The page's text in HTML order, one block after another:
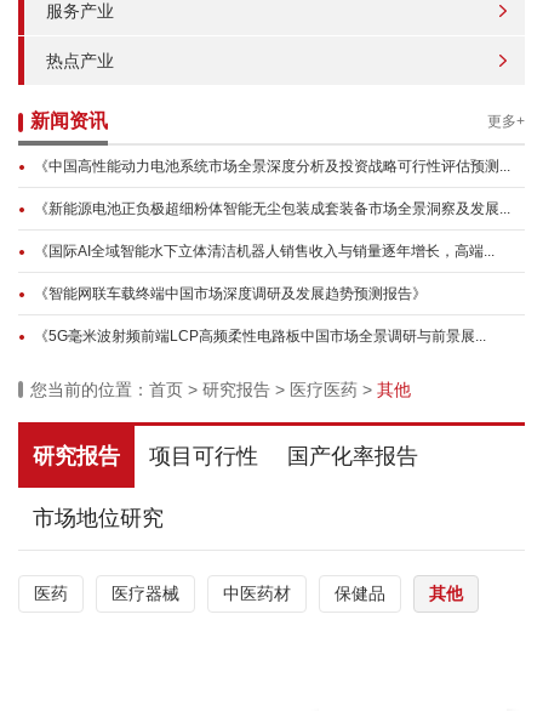
服务产业
热点产业
新闻资讯 更多+
《中国高性能动力电池系统市场全景深度分析及投资战略可行性评估预测...
《新能源电池正负极超细粉体智能无尘包装成套装备市场全景洞察及发展...
《国际AI全域智能水下立体清洁机器人销售收入与销量逐年增长，高端...
《智能网联车载终端中国市场深度调研及发展趋势预测报告》
《5G毫米波射频前端LCP高频柔性电路板中国市场全景调研与前景展...
您当前的位置： 首页 > 研究报告 > 医疗医药 > 其他
研究报告 项目可行性 国产化率报告
市场地位研究
医药 医疗器械 中医药材 保健品 其他